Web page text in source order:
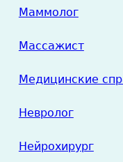
Маммолог
Массажист
Медицинские
Невролог
Нейрохирург